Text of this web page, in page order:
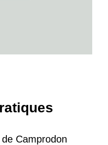
Camprodon